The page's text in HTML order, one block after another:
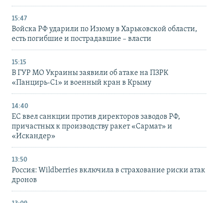
15:47
Войска РФ ударили по Изюму в Харьковской области,
есть погибшие и пострадавшие – власти
15:15
В ГУР МО Украины заявили об атаке на ПЗРК
«Панцирь-С1» и военный кран в Крыму
14:40
ЕС ввел санкции против директоров заводов РФ,
причастных к производству ракет «Сармат» и
«Искандер»
13:50
Россия: Wildberries включила в страхование риски атак
дронов